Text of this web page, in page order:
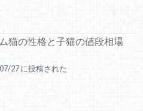
猫の性格と子猫の値段相場
27 に投稿された